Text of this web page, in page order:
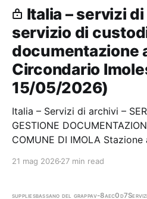
Italia – servizi
servizio di
documentazione
Circondario
15/05/2026)
Italia – Servizi di archivi –
GESTIONE
COMUNE DI IMOLA
aggiudicata
21 mag 2026 27 min read
suppliesbassano del grappav-8aec0d7